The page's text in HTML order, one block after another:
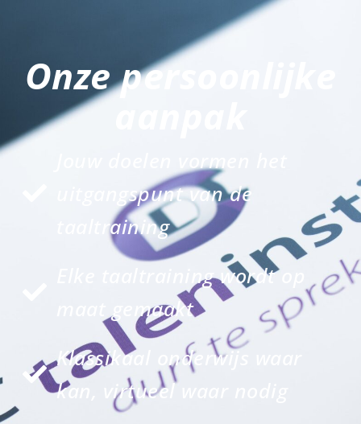
Onze persoonlijke
Jouw doelen vormen het
uitgangspunt van de
taaltraining
Elke taaltraining wordt op
maat gemaakt
Klassikaal onderwijs waar
kan, virtueel waar nodig